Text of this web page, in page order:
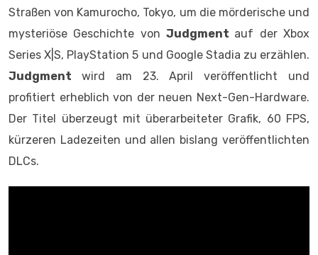
Straßen von Kamurocho, Tokyo, um die mörderische und
mysteriöse Geschichte von Judgment auf der Xbox
Series X|S, PlayStation 5 und Google Stadia zu erzählen.
Judgment wird am 23. April veröffentlicht und
profitiert erheblich von der neuen Next-Gen-Hardware.
Der Titel überzeugt mit überarbeiteter Grafik, 60 FPS,
kürzeren Ladezeiten und allen bislang veröffentlichten
DLCs.